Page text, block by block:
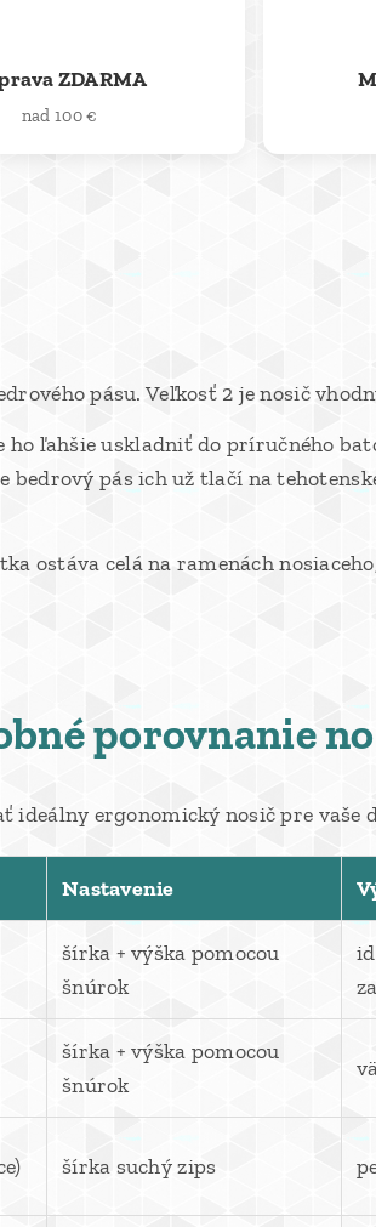
ZDARMA
nad 100 €
pásu. Veľkosť 2 je nosič
ľahšie uskladniť do príručného
pás ich už tlačí na
ostáva celá na ramenách
porovnanie
ergonomický nosič pre
Nastavenie
šírka + výška pomocou
šnúrok
šírka + výška pomocou
šnúrok
šírka suchý zips